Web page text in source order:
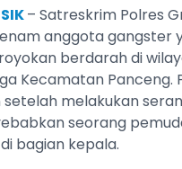
– Satreskrim Polres
anggota gangster
berdarah di
Kecamatan Panceng.
setelah melakukan
seorang
bagian kepala.